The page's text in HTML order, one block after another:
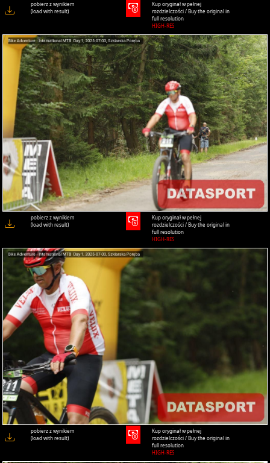
pobierz z wynikiem
(load with result)
Kup oryginał w pełnej
rozdzielczości / Buy the original in
full resolution
HIGH-RES
pobierz z wynikiem
(load with result)
Kup oryginał w pełnej
rozdzielczości / Buy the original in
full resolution
HIGH-RES
pobierz z wynikiem
(load with result)
Kup oryginał w pełnej
rozdzielczości / Buy the original in
full resolution
HIGH-RES